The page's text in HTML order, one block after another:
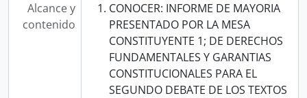
Alcance y
contenido
CONOCER: INFORME DE MAYORIA
PRESENTADO POR LA MESA
CONSTITUYENTE 1; DE DERECHOS
FUNDAMENTALES Y GARANTIAS
CONSTITUCIONALES PARA EL
SEGUNDO DEBATE DE LOS TEXTOS